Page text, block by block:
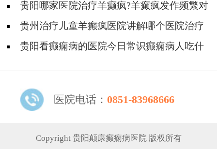
解吗?贵阳哪家医院治疗羊癫疯?羊癫疯发作频繁对
身体有什么危害?
贵州治疗儿童羊癫疯医院讲解哪个医院治疗
羊儿疯好?
贵阳看癫痫病的医院今日常识癫痫病人吃什
医院电话： 0851-83968666
Copyright 贵阳颠康癫痫病医院 版权所有